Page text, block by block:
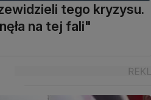
tego kryzysu.
na tej fali"